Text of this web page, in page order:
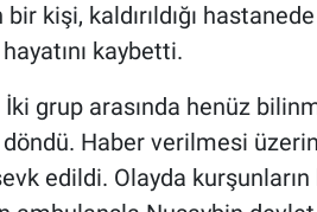
kişi, kaldırıldığı hastanede
kaybetti.
grup arasında henüz
Haber verilmesi
edildi. Olayda